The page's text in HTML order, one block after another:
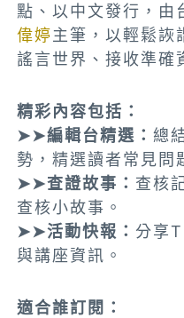
點、以中文發行，由
偉婷主筆，以輕鬆詼
謠言世界、接收準確
精彩內容包括：
➤➤編輯台精選：總
勢，精選讀者常見問
➤➤查證故事： 查核
查核小故事。
➤➤活動快報： 分享
與講座資訊。
適合誰訂閱：